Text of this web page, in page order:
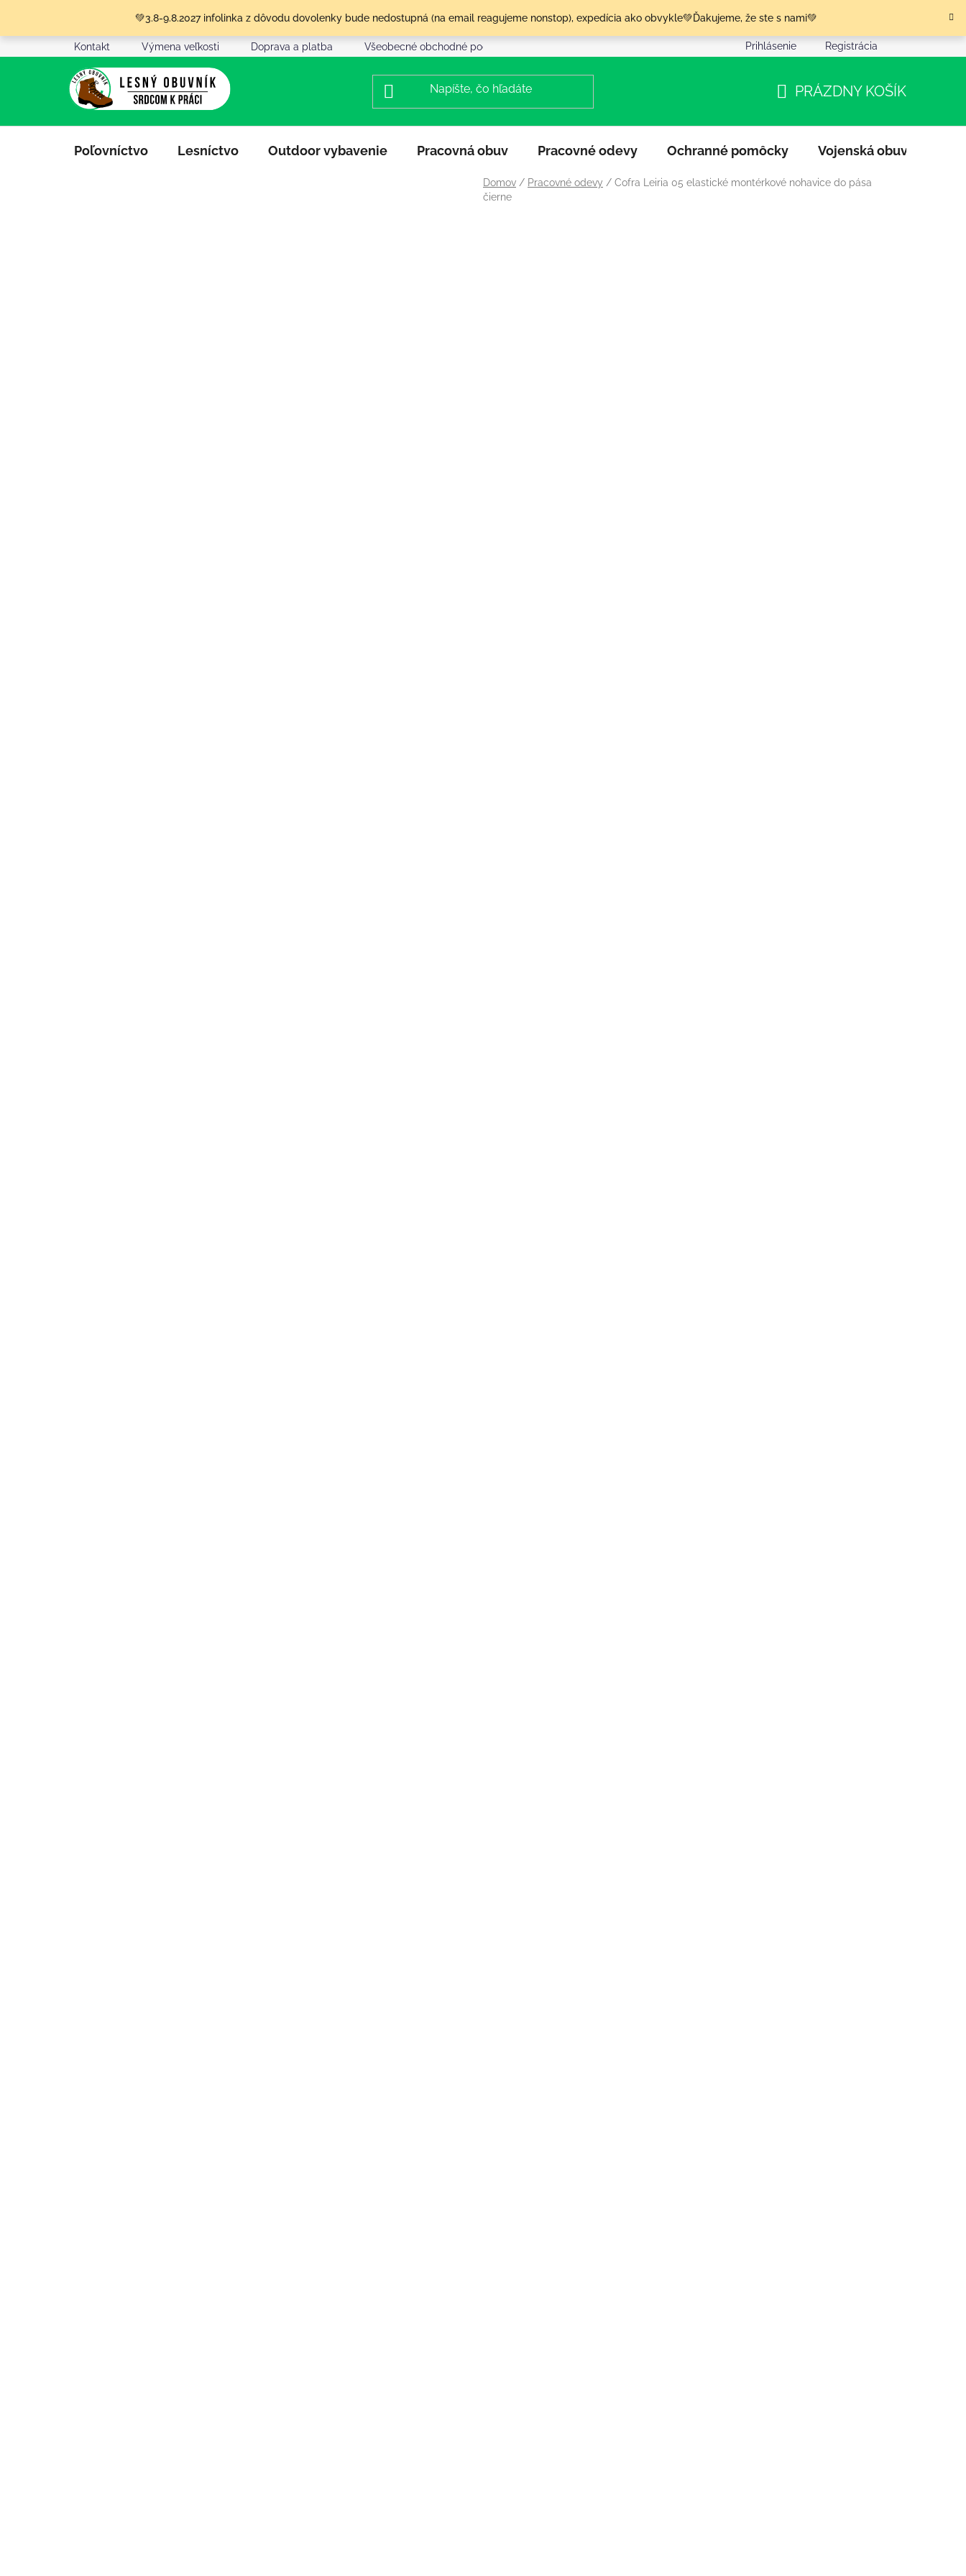
obsah
💚3.8-9.8.2027 infolinka z dôvodu dovolenky bude nedostupná (na email reagujeme nonstop), expedícia ako obvykle💚Ďakujeme, že ste s nami💚
Kontakt Výmena veľkosti Doprava a platba Všeobecné obchodné podmienky Podmienky ochrany osobných údajov
Prihlásenie Registrácia
KOŠÍK
PRÁZDNY KOŠÍK
Poľovníctvo Lesníctvo Outdoor vybavenie Pracovná obuv Pracovné odevy Ochranné pomôcky Vojenská obuv
Domov / Pracovné odevy / Cofra Leiria 05 elastické montérkové nohavice do pása
čierne